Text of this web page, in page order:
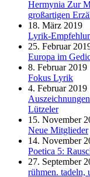
Hermynia Zur
großartigen
18. März 2019
Lyrik-
25. Februar
Europa im
8. Februar 2019
Fokus Lyrik
4. Februar 2019
Lützeler
15. November
Neue Mitglieder
14. November
Poetica 5:
27. September
rühmen. tadeln,